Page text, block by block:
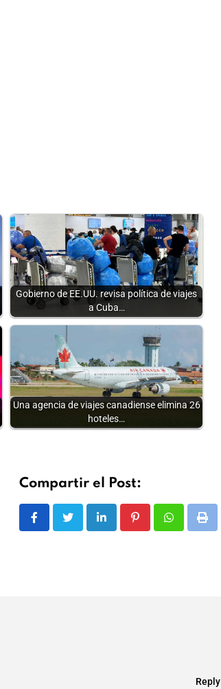
Gobierno de EE.UU. revisa política de viajes
a Cuba…
Una agencia de viajes canadiense elimina 26
hoteles…
Compartir el Post:
LinkedIn PinterestWhatsappPrint
Reply